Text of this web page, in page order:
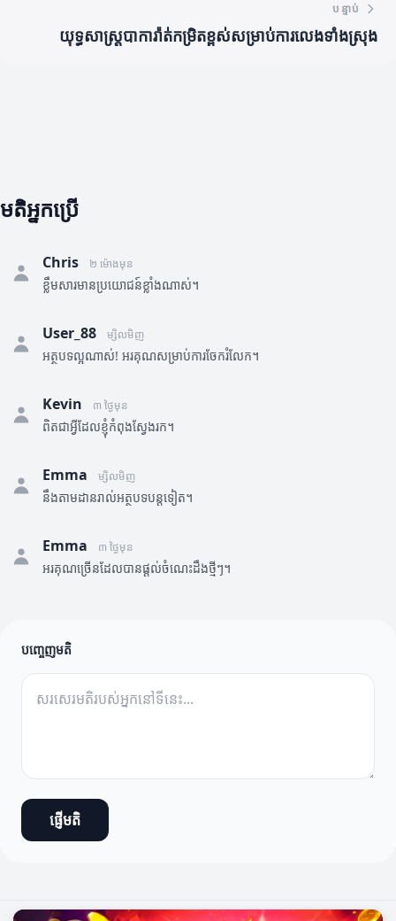
បន្ទាប់
យុទ្ធសាស្ដ្របាការ៉ាត់កម្រិតខ្ពស់សម្រាប់ការលេងទាំងស្រុង
មតិអ្នកប្រើ
Chris ២ ម៉ោងមុន
ខ្លឹមសារមានប្រយោជន៍ខ្លាំងណាស់។
User_88 ម្សិលមិញ
អត្ថបទល្អណាស់! អរគុណសម្រាប់ការចែករំលែក។
Kevin ៣ ថ្ងៃមុន
ពិតជាអ្វីដែលខ្ញុំកំពុងស្វែងរក។
Emma ម្សិលមិញ
នឹងតាមដានរាល់អត្ថបទបន្តទៀត។
Emma ៣ ថ្ងៃមុន
អរគុណច្រើនដែលបានផ្តល់ចំណេះដឹងថ្មីៗ។
បញ្ចេញមតិ
ផ្ញើមតិ